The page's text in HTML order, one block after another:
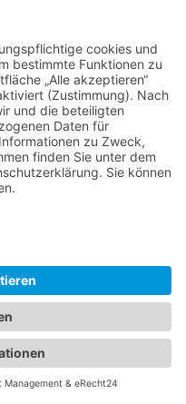
die benötigten Web
und Schriftarten korrekt
im Interesse einer
Online-Angebote und an
uns auf der Website
Interesse im
dar. Sofern eine
von Art. 6 Abs. 1 lit.
Zugriff auf Informationen im
Fingerprinting) im Sinne
ist jederzeit widerrufbar.
auf die